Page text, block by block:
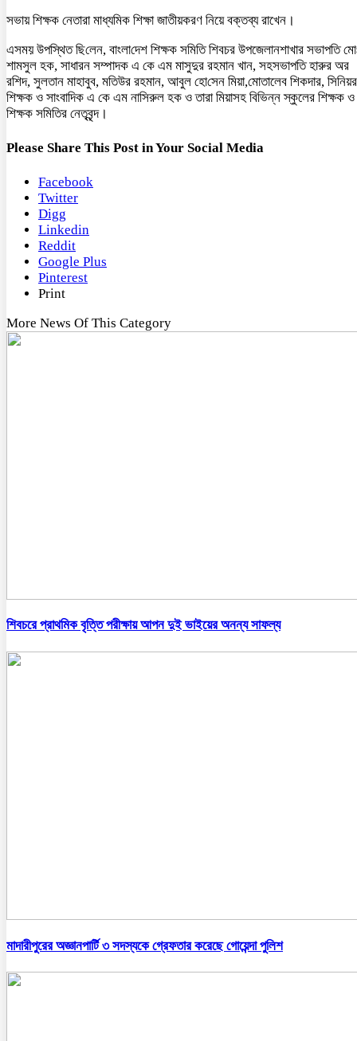
সভায় শিক্ষক নেতারা মাধ্যমিক শিক্ষা জাতীয়করণ নিয়ে বক্তব্য রাখেন।
এসময় উপ‌স্থিত ছি‌লেন, বাংলা‌দেশ শিক্ষক স‌মি‌তি শিবচর উপজেলানশাখার সভাপ‌তি
শামসুল হক, সাধারন সম্পাদক এ কে এম মাসুদুর রহমান খান, সহসভাপ‌তি হারুর অর
র‌শিদ, সুলতান মাহাবুব, ম‌তিউর রহমান, আবুল হো‌সেন মিয়া,মোতালেব শিকদার, সি‌নিয়র
শিক্ষক ও সাংবা‌দিক এ কে এম না‌সিরুল হক ও তারা মিয়াসহ বিভিন্ন স্কুলের শিক্ষক ও
শিক্ষক স‌মি‌তির নেতৃবৃন্দ।
Please Share This Post in Your Social Media
Facebook
Twitter
Digg
Linkedin
Reddit
Google Plus
Pinterest
Print
More News Of This Category
শিবচরে প্রাথমিক বৃত্তি পরীক্ষায় আপন দুই ভাইয়ের অনন্য সাফল্য
মাদারীপুরের অজ্ঞানপার্টি ৩ সদস্যকে গ্রেফতার করেছে গোয়েন্দা পুলিশ